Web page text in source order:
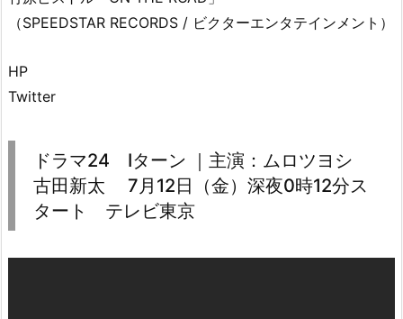
（SPEEDSTAR RECORDS / ビクターエンタテインメント）
HP
Twitter
ドラマ24 Iターン ｜主演：ムロツヨシ
古田新太 7月12日（金）深夜0時12分ス
タート テレビ東京